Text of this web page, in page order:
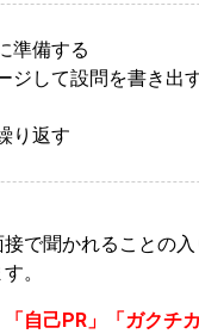
準備する
ジして設問を書き出
り返す
で聞かれることの
。
「自己PR」「ガクチ